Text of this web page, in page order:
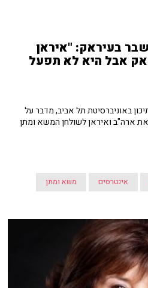
בעיראק: "איראן
אבל היא לא תפעל
באוניברסיטת תל אביב, מדבר על
ארה"ב ואיראן לשולחן המשא ומתן
אינטרסים משא ומתן